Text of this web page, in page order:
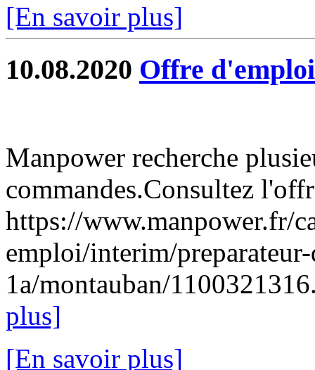
[En savoir plus]
10.08.2020 Offre
Manpower recherche
commandes.Consultez
https://www.manpower.fr/
emploi/interim/preparateur-
1a/montauban/
plus]
[En savoir plus]